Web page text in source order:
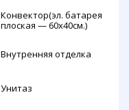
Конвектор(эл. батарея
плоская — 60х40см.)
Внутренняя отделка
Унитаз